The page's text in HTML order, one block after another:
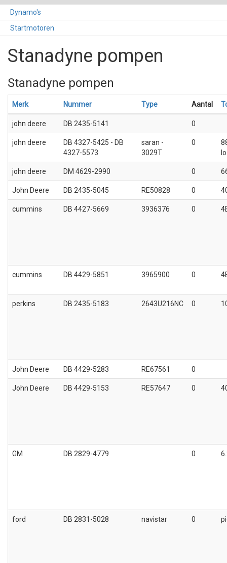
Dynamo's
Startmotoren
Stanadyne pompen
Stanadyne pompen
Merk Nummer Type Aantal
john deere DB 2435-5141 0
john deere
DB 4327-5425 - DB
4327-5573
saran -
3029T
0
john deere DM 4629-2990 0
John Deere DB 2435-5045 RE50828 0
cummins DB 4427-5669 3936376 0
cummins DB 4429-5851 3965900 0
perkins DB 2435-5183 2643U216NC 0
John Deere DB 4429-5283 RE67561 0
John Deere DB 4429-5153 RE57647 0
GM DB 2829-4779 0
ford DB 2831-5028 navistar 0